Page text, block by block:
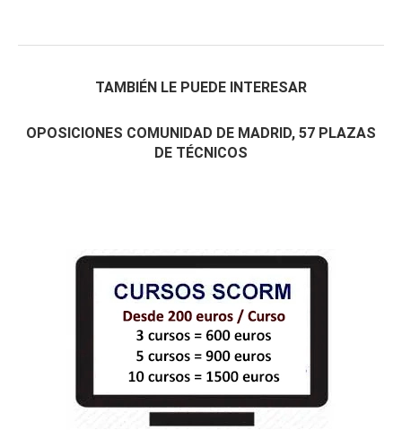
TAMBIÉN LE PUEDE INTERESAR
OPOSICIONES COMUNIDAD DE MADRID, 57 PLAZAS
DE TÉCNICOS